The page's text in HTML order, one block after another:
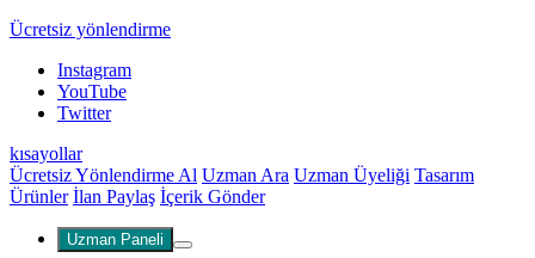
Ücretsiz yönlendirme
Instagram
YouTube
Twitter
kısayollar
Ücretsiz Yönlendirme Al Uzman Ara Uzman Üyeliği Tasarım
Ürünler İlan Paylaş İçerik Gönder
Uzman Paneli